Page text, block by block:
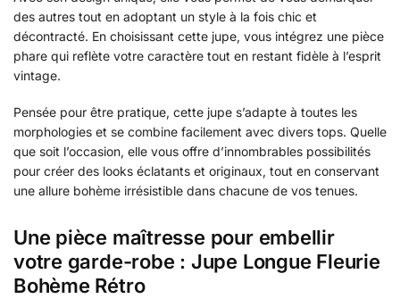
des autres tout en adoptant un style à la fois chic et
décontracté. En choisissant cette jupe, vous intégrez une pièce
phare qui reflète votre caractère tout en restant fidèle à l’esprit
vintage.
Pensée pour être pratique, cette jupe s’adapte à toutes les
morphologies et se combine facilement avec divers tops. Quelle
que soit l’occasion, elle vous offre d’innombrables possibilités
pour créer des looks éclatants et originaux, tout en conservant
une allure bohème irrésistible dans chacune de vos tenues.
Une pièce maîtresse pour embellir
votre garde-robe : Jupe Longue Fleurie
Bohème Rétro